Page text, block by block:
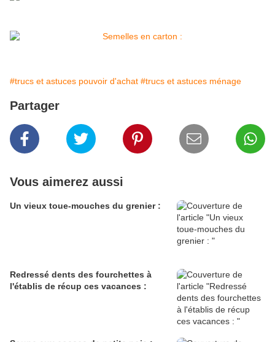
#trucs et astuces pouvoir d'achat #trucs et astuces ménage
Partager
Vous aimerez aussi
Un vieux toue-mouches du grenier :
Redressé dents des fourchettes à
l'établis de récup ces vacances :